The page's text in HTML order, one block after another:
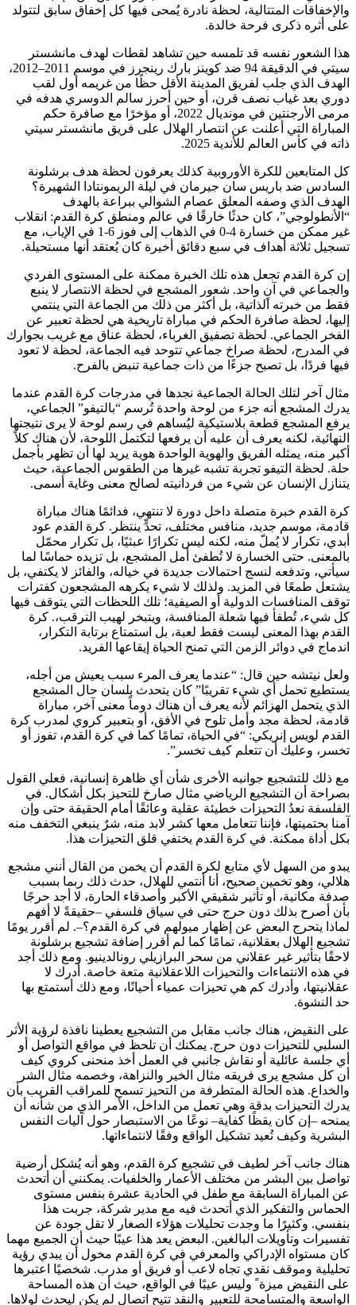
والإخفاقات المتتالية، لحظة نادرة يُمحى فيها كل إخفاق سابق لتتولد
على أثره ذكرى فرحة خالدة.
هذا الشعور نفسه قد تلمسه حين تشاهد لقطات لهدف مانشستر
سيتي في الدقيقة 94 ضد كوينز بارك رينجرز في موسم 2011–2012،
الهدف الذي جلب لفريق المدينة الأقل حظًا من غريمه أول لقب
دوري بعد غياب نصف قرن، أو حين أحرز سالم الدوسري هدفه في
مرمى الأرجنتين في مونديال 2022، أو مؤخرًا مع صافرة حكم
المباراة التي أعلنت عن انتصار الهلال على فريق مانشستر سيتي
ذاته في كأس العالم للأندية 2025.
كل المتابعين للكرة الأوروبية كذلك يعرفون لحظة هدف برشلونة
السادس ضد باريس سان جيرمان في ليلة الريمونتادا الشهيرة؟
الهدف الذي وصفه المعلق عصام الشوالي ببراعة بالهدف
“الأنطولوجي”، كان حدثًا خارقًا في عالم ومنطق كرة القدم: انقلاب
غير ممكن من خسارة 4-0 في الذهاب إلى فوز 6-1 في الإياب، مع
تسجيل ثلاثة أهداف في سبع دقائق أخيرة كان يُعتقد أنها مستحيلة.
إن كرة القدم تجعل هذه تلك الخبرة ممكنة على المستوى الفردي
والجماعي في آنٍ واحد. شعور المشجع في لحظة الانتصار لا ينبع
فقط من خبرته الذاتية، بل أكثر من ذلك من الجماعة التي ينتمي
إليها، لحظة صافرة الحكم في مباراة تاريخية هي لحظة تعبير عن
الفخر الجماعي. لحظة تصفيق الغرباء، لحظة عناق مع غريب بجوارك
في المدرج، لحظة صراخ جماعي تتوحد فيه الجماعة، لحظة لا تعود
فيها فردًا، بل تصبح جزءًا من ذات جماعية تنبض بالفرح.
مثال آخر لتلك الحالة الجماعية نجدها في مدرجات كرة القدم عندما
يدرك المشجع أنه جزء من لوحة واحدة تُرسم “بالتيفو” الجماعي،
يرفع المشجع قطعة بلاستيكية ليُساهم في رسم لوحة لا يرى نتيجتها
النهائية، لكنه يعرف أن عليه أن يرفعها لتكتمل اللوحة، لأن هناك كلاً
أكبر منه، يمثله الفريق والهوية الواحدة هوية يريد لها أن تظهر بأجمل
حلة. لحظة التيفو تجربة تشبه غيرها من الطقوس الجماعية، حيث
يتنازل الإنسان عن شيء من فردانيته لصالح معنى وغاية أسمى.
كرة القدم خبرة متصلة داخل دورة لا تنتهي، فدائمًا هناك مباراة
قادمة، موسم جديد، منافس مختلف، تحدٍّ ينتظر. كرة القدم عود
أبدي، تكرار لا يُملّ منه، لكنه ليس تكرارًا عبثيًا، بل تكرار محمّل
بالمعنى. حتى الخسارة لا تُطفئ أمل المشجع، بل تزيده حماسًا لما
سيأتي، وتدفعه لنسج احتمالات جديدة في خياله، والفائز لا يكتفي، بل
يشتعل طمعًا في المزيد. ولذلك لا شيء يكرهه المشجعون كفترات
توقف المنافسات الدولية أو الصيفية؛ تلك اللحظات التي يتوقف فيها
كل شيء، تُطفأ فيها شعلة المنافسة، ويتبخر لهيب الترقب،. كرة
القدم بهذا المعنى ليست فقط لعبة، بل استمتاع برتابة التكرار،
اندماج في دوائر الزمن التي تمنح الحياة إيقاعها الفريد.
ولعل نيتشه حين قال: “عندما يعرف المرء سبب يعيش من أجله،
يستطيع تحمل أي شيء تقريبًا” كان يتحدث بلسان حال المشجع
الذي يتحمل الهزائم لأنه يعرف أن هناك دوماً معنى آخر، مباراة
قادمة، لحظة مجد وأمل تلوح في الأفق، أو بتعبير كروي لمدرب كرة
القدم لويس إنريكي: “في الحياة، تمامًا كما في كرة القدم، تفوز أو
تخسر، وعليك أن تتعلم كيف تخسر”.
مع ذلك للتشجيع جوانبه الأخرى شأن أي ظاهرة إنسانية، فعلي القول
بصراحة أن التشجيع الرياضي مثال صارخ للتحيز بكل أشكال. في
الفلسفة نعدُ التحيزات خطيئة عقلية وعائقًا أمام الحقيقة حتى وإن
آمنا بحتميتها، فإننا تتعامل معها كشر لابد منه، شرٌ ينبغي التخفف منه
بكل أداة ممكنة. في كرة القدم يختفي قلق التحيزات هذا.
يبدو من السهل لأي متابع لكرة القدم أن يخمن من القال أنني مشجع
هلالي، وهو تخمين صحيح، أنا أنتمي للهلال، حدث ذلك ربما بسبب
صدفة مكانية، أو تأثير شقيقي الأكبر وأصدقاء الحارة، لا أجد حرجًا
بأن أصرح بذلك دون حرج حتى في سياق فلسفي –حقيقةً لا أفهم
لماذا يتحرج البعض عن إظهار ميولهم في كرة القدم؟–. لم أقرر يومًا
تشجيع الهلال بعقلانية، تمامًا كما لم أقرر إضافة تشجيع برشلونة
لاحقًا بتأثير غير عقلاني من سحر البرازيلي رونالدينيو. ومع ذلك أجد
في هذه الانتماءات والتحيزات اللاعقلانية متعة خاصة. أدرك لا
عقلانيتها، وأدرك كم هي تحيزات عمياء أحيانًا، ومع ذلك أستمتع بها
حد النشوة.
على النقيض، هناك جانب مقابل من التشجيع يعطينا نافذة لرؤية الأثر
السلبي للتحيزات دون حرج. يمكنك أن تلحظ في مواقع التواصل أو
أي جلسة عائلية أو نقاش جانبي في العمل أخذ منحنى كروي كيف
أن كل مشجع يرى فريقه مثال الخير والنزاهة، وخصمه مثال الشر
والخداع. هذه الحالة المتطرفة من التحيز تسمح للمراقب القريب بأن
يدرك التحيزات بدقة وهي تعمل من الداخل، الأمر الذي من شأنه أن
يمنحه –إن كان يقظًا كفاية– نوعًا من الاستبصار حول آليات النفس
البشرية وكيف تُعيد تشكيل الواقع وفقًا لانتماءاتها.
هناك جانب آخر لطيف في تشجيع كرة القدم، وهو أنه يُشكل أرضية
تواصل بين البشر من مختلف الأعمار والخلفيات. يمكنني أن أتحدث
عن المباراة السابقة مع طفل في الحادية عشرة بنفس مستوى
الحماس والتفكير الذي أتحدث فيه مع مدير شركة، جربت هذا
بنفسي. وكثيرًا ما وجدت تحليلات هؤلاء الصغار لا تقل جودة عن
تفسيرات وتأويلات البالغين. البعض يعد هذا عيبًا حيث أن الجميع مهما
كان مستواه الإدراكي والمعرفي في كرة القدم مخول أن يبدي رؤية
تحليلية وموقف نقدي تجاه لاعب أو فريق أو مدرب. شخصيًا اعتبرها
على النقيض ميزة ً وليس عيبًا في الواقع، حيث أن هذه المساحة
الواسعة والمتسامحة للتعبير والنقد تتيح اتصال لم يكن ليحدث لولاها.